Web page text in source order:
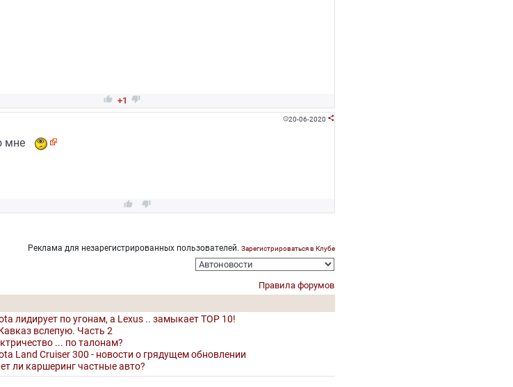
 +1 
20-06-2020 
мне
 
Реклама для незарегистрированных пользователей. Зарегистрироваться в Клубе
Правила форумов
лидирует по угонам, а Lexus .. замыкает TOP 10!
вслепую. Часть 2
... по талонам?
Land Cruiser 300 - новости о грядущем обновлении
ли каршеринг частные авто?